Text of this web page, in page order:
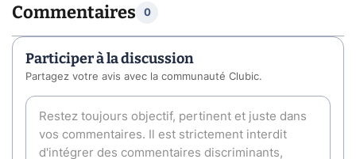
Commentaires 0
Participer à la discussion
Partagez votre avis avec la communauté Clubic.